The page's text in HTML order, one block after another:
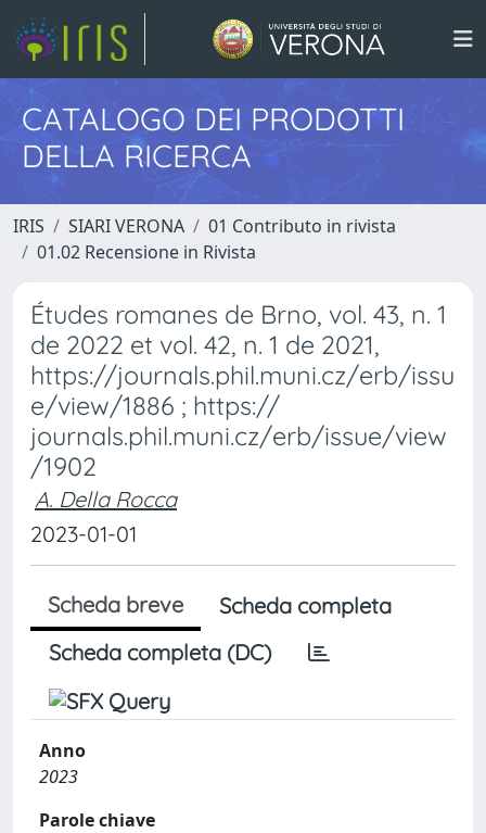
CATALOGO DEI PRODOTTI
DELLA RICERCA
IRIS SIARI VERONA
01 Contributo in rivista
01.02 Recensione in Rivista
Études romanes de Brno, vol. 43, n. 1
de 2022 et vol. 42, n. 1 de 2021,
https://journals.phil.muni.cz/erb/issu
e/view/1886 ; https://
journals.phil.muni.cz/erb/issue/view
/1902
A. Della Rocca
2023-01-01
Scheda breve
Scheda completa
Scheda completa (DC)
Anno
2023
Parole chiave